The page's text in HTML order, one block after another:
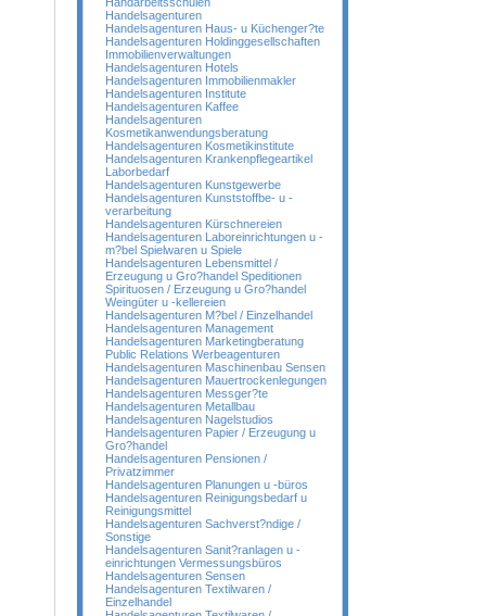
Handelsagenturen
Handelsagenturen Haus- u Küchenger?te
Handelsagenturen Holdinggesellschaften
Immobilienverwaltungen
Handelsagenturen Hotels
Handelsagenturen Immobilienmakler
Handelsagenturen Institute
Handelsagenturen Kaffee
Handelsagenturen
Kosmetikanwendungsberatung
Handelsagenturen Kosmetikinstitute
Handelsagenturen Krankenpflegeartikel
Laborbedarf
Handelsagenturen Kunstgewerbe
Handelsagenturen Kunststoffbe- u -
verarbeitung
Handelsagenturen Kürschnereien
Handelsagenturen Laboreinrichtungen u -
m?bel Spielwaren u Spiele
Handelsagenturen Lebensmittel /
Erzeugung u Gro?handel Speditionen
Spirituosen / Erzeugung u Gro?handel
Weingüter u -kellereien
Handelsagenturen M?bel / Einzelhandel
Handelsagenturen Management
Handelsagenturen Marketingberatung
Public Relations Werbeagenturen
Handelsagenturen Maschinenbau Sensen
Handelsagenturen Mauertrockenlegungen
Handelsagenturen Messger?te
Handelsagenturen Metallbau
Handelsagenturen Nagelstudios
Handelsagenturen Papier / Erzeugung u
Gro?handel
Handelsagenturen Pensionen /
Privatzimmer
Handelsagenturen Planungen u -büros
Handelsagenturen Reinigungsbedarf u
Reinigungsmittel
Handelsagenturen Sachverst?ndige /
Sonstige
Handelsagenturen Sanit?ranlagen u -
einrichtungen Vermessungsbüros
Handelsagenturen Sensen
Handelsagenturen Textilwaren /
Einzelhandel